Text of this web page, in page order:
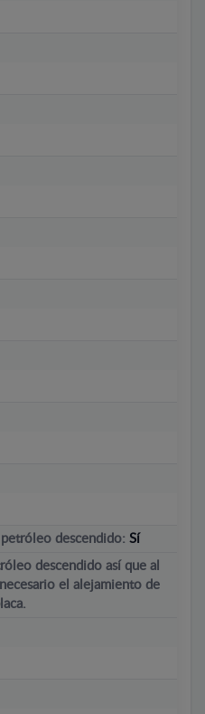
descendido: Sí
descendido así que al
el alejamiento de